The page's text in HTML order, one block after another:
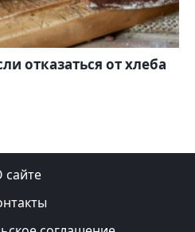
отказаться от хлеба
сайте